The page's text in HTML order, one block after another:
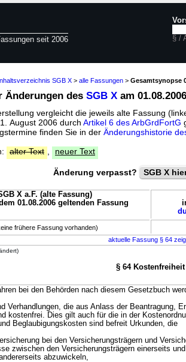
seit 2006 § /
SGB X > alle Fassungen > Gesamtsynopse
Änderungen des SGB X am 01.08.2006
vergleicht die jeweils alte Fassung
August 2006 durch Artikel 6 des ArbGrdFortG
finden Sie in der Änderungshistorie
alter Text neuer Text
Änderung verpasst? SGB X
X a.F. (alte Fassung)
01.08.2006 geltenden Fassung
frühere Fassung vorhanden)
aktuelle Fassung § 64
§ 64 Kostenfreiheit
bei den Behörden nach diesem Gesetzbuch
Verhandlungen, die aus Anlass der Beantragung,
kostenfrei. Dies gilt auch für die in der
Beglaubigungskosten sind befreit Urkunden, die
bei den Versicherungsträgern und
zwischen den Versicherungsträgern einerseits
abzuwickeln,